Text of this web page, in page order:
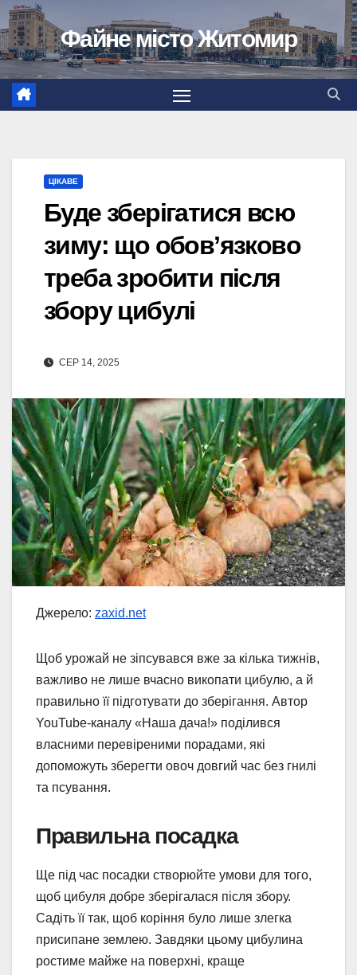
Перейти
до
вмісту
Файне місто Житомир
ЦІКАВЕ
Буде зберігатися всю
зиму: що обовʼязково
треба зробити після
збору цибулі
СЕР 14, 2025
Джерело: zaxid.net
Щоб урожай не зіпсувався вже за кілька тижнів,
важливо не лише вчасно викопати цибулю, а й
правильно її підготувати до зберігання. Автор
YouTube-каналу «Наша дача!» поділився
власними перевіреними порадами, які
допоможуть зберегти овоч довгий час без гнилі
та псування.
Правильна посадка
Ще під час посадки створюйте умови для того,
щоб цибуля добре зберігалася після збору.
Садіть її так, щоб коріння було лише злегка
присипане землею. Завдяки цьому цибулина
ростиме майже на поверхні, краще